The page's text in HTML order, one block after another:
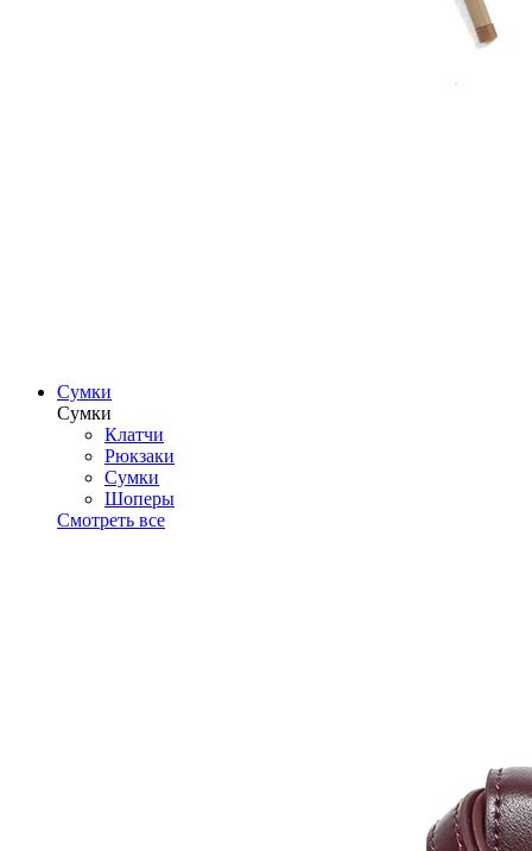
Сумки
Сумки
Клатчи
Рюкзаки
Сумки
Шоперы
Смотреть все